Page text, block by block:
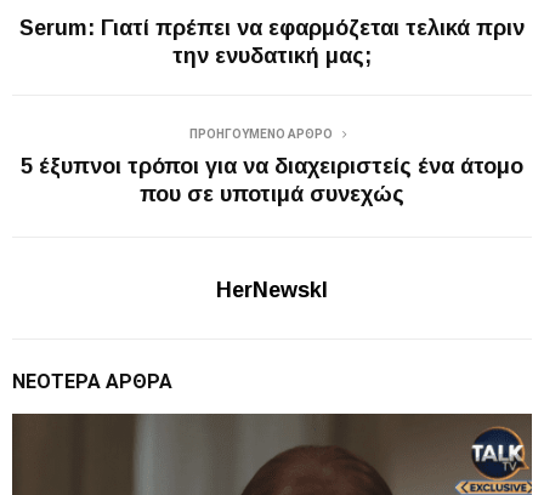
Serum: Γιατί πρέπει να εφαρμόζεται τελικά πριν
την ενυδατική μας;
ΠΡΟΗΓΟΎΜΕΝΟ ΆΡΘΡΟ
5 έξυπνοι τρόποι για να διαχειριστείς ένα άτομο
που σε υποτιμά συνεχώς
HerNewskl
ΝΕΌΤΕΡΑ ΆΡΘΡΑ